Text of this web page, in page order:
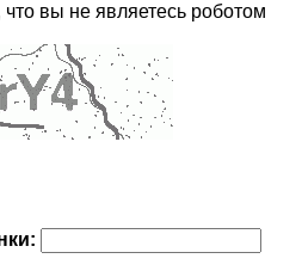
вы не являетесь роботом